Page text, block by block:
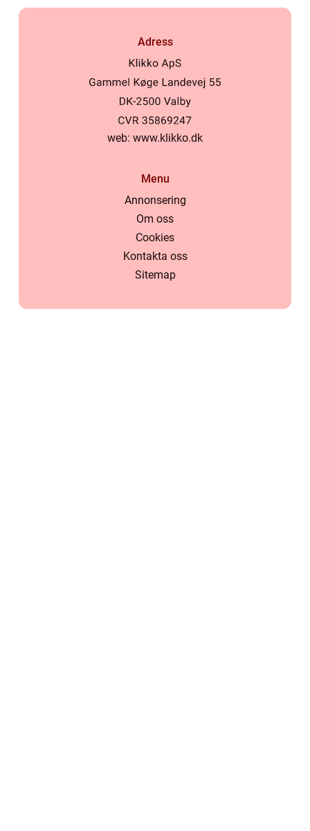
Adress
web: www.klikko.dk
Menu
Annonsering
Om oss
Cookies
Kontakta oss
Sitemap